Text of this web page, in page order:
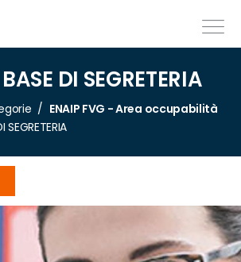
DI SEGRETERIA
ENAIP FVG - Area occupabilità
SEGRETERIA